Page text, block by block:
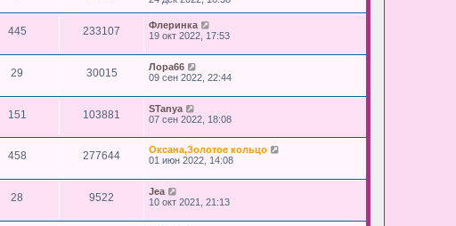
445 233107
Флеринка
19 окт 2022, 17:53
29 30015
Лора66
09 сен 2022, 22:44
151 103881
STanya
07 сен 2022, 18:08
458 277644
Оксана,Золотое кольцо
01 июн 2022, 14:08
28 9522
Jea
10 окт 2021, 21:13